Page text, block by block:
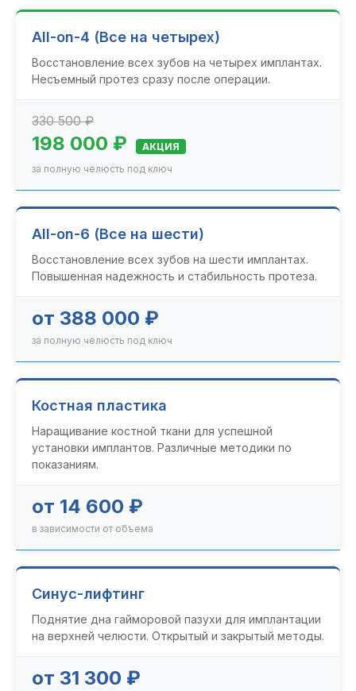
All-on-4 (Все на четырех)
Восстановление всех зубов на четырех имплантах.
Несъемный протез сразу после операции.
330 500 ₽
198 000 ₽
АКЦИЯ
за полную челюсть под ключ
All-on-6 (Все на шести)
Восстановление всех зубов на шести имплантах.
Повышенная надежность и стабильность протеза.
от 388 000 ₽
за полную челюсть под ключ
Костная пластика
Наращивание костной ткани для успешной
установки имплантов. Различные методики по
показаниям.
от 14 600 ₽
в зависимости от объема
Синус-лифтинг
Поднятие дна гайморовой пазухи для имплантации
на верхней челюсти. Открытый и закрытый методы.
от 31 300 ₽